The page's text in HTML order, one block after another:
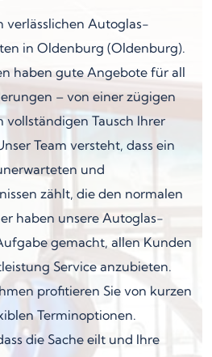
verlässlichen Autoglas-
in Oldenburg (Oldenburg).
haben gute Angebote für all
– von einer zügigen
vollständigen Tausch Ihrer
Team versteht, dass ein
und
zählt, die den normalen
haben unsere Autoglas-
gemacht, allen Kunden
Service anzubieten.
profitieren Sie von kurzen
Terminoptionen.
die Sache eilt und Ihre